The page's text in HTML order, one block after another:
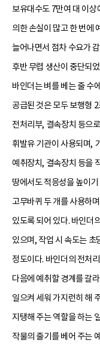
보유대수도 7만여 대 이상
의한 손실이 많고 한 번에
늘어나면서 점차 수요가
후반 무렵 생산이 중단되
바인더는 벼를 베는 줄 수
공급된 것은 모두 보행형
전처리부, 결속장치 등으
휘발유 기관이 사용되며,
예취장치, 결속장치 등을
땅에서도 적응성을 높이
고무바퀴 두 개를 사용하
있도록 되어 있다. 바인더
있으며, 작업 시 속도는
정도이다. 바인더의 전처
다음에 예취할 경계를 갈
일으켜 세워 가지런히 해
지탱해 주는 역할을 하는
작물의 줄기를 베어 주는